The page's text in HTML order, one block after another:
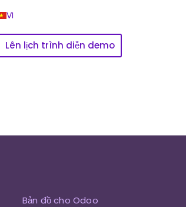
VI
Lên lịch trình diễn demo
Bản đồ cho Odoo